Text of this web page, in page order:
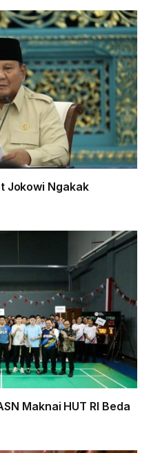
Jokowi Ngakak
Maknai HUT RI Beda